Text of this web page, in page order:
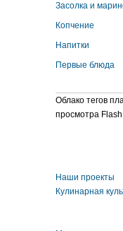
Засолка и
Копчение
Напитки
Первые блюда
Облако тегов
просмотра
Наши проекты
Кулинарная